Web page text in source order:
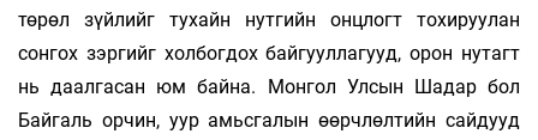
төрөл зүйлийг тухайн нутгийн онцлогт тохируулан
сонгох зэргийг холбогдох байгууллагууд, орон нутагт
нь даалгасан юм байна. Монгол Улсын Шадар бол
Байгаль орчин, уур амьсгалын өөрчлөлтийн сайдууд